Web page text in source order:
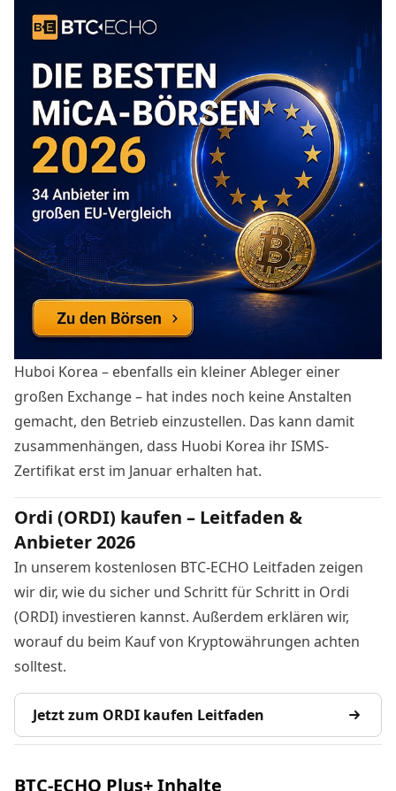
Huboi Korea – ebenfalls ein kleiner Ableger einer
großen Exchange – hat indes noch keine Anstalten
gemacht, den Betrieb einzustellen. Das kann damit
zusammenhängen, dass Huobi Korea ihr ISMS-
Zertifikat erst im Januar erhalten hat.
Ordi (ORDI) kaufen – Leitfaden &
Anbieter 2026
In unserem kostenlosen BTC-ECHO Leitfaden zeigen
wir dir, wie du sicher und Schritt für Schritt in Ordi
(ORDI) investieren kannst. Außerdem erklären wir,
worauf du beim Kauf von Kryptowährungen achten
solltest.
Jetzt zum ORDI kaufen Leitfaden
BTC-ECHO Plus+ Inhalte